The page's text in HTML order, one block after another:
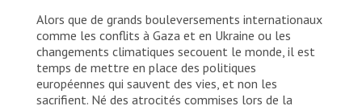
Alors que de grands bouleversements internationaux
comme les conflits à Gaza et en Ukraine ou les
changements climatiques secouent le monde, il est
temps de mettre en place des politiques
européennes qui sauvent des vies, et non les
sacrifient. Né des atrocités commises lors de la